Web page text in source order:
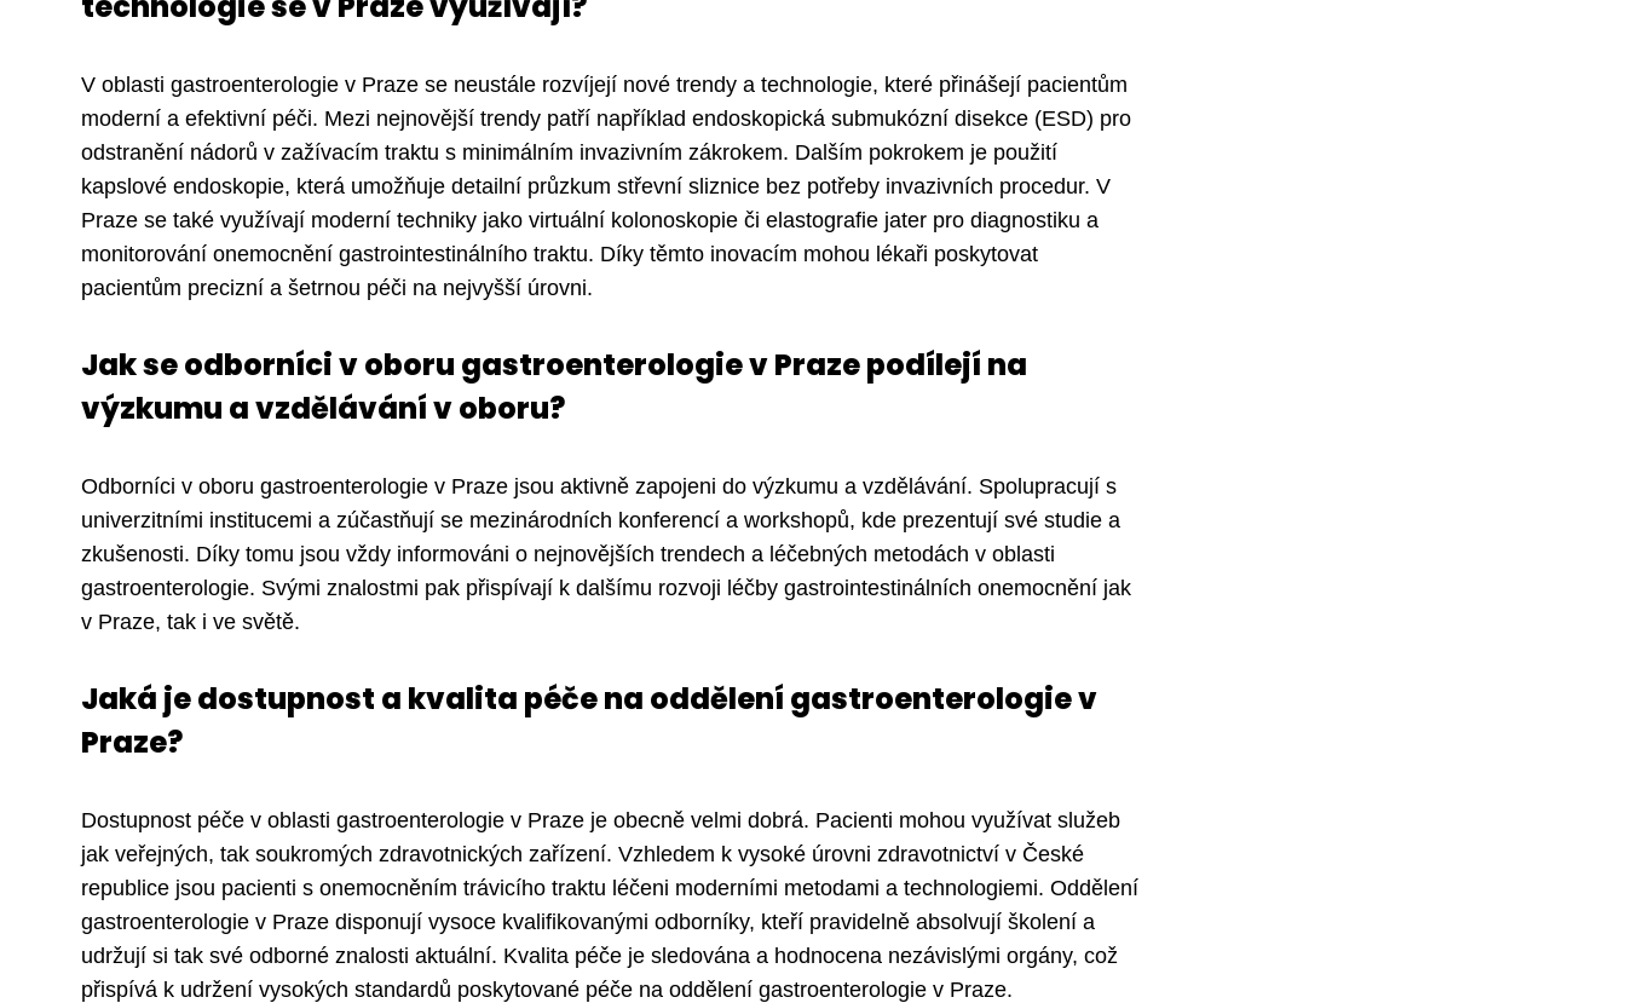
V oblasti gastroenterologie v Praze se neustále rozvíjejí nové trendy a technologie, které přinášejí pacientům
moderní a efektivní péči. Mezi nejnovější trendy patří například endoskopická submukózní disekce (ESD) pro
odstranění nádorů v zažívacím traktu s minimálním invazivním zákrokem. Dalším pokrokem je použití
kapslové endoskopie, která umožňuje detailní průzkum střevní sliznice bez potřeby invazivních procedur. V
Praze se také využívají moderní techniky jako virtuální kolonoskopie či elastografie jater pro diagnostiku a
monitorování onemocnění gastrointestinálního traktu. Díky těmto inovacím mohou lékaři poskytovat
pacientům precizní a šetrnou péči na nejvyšší úrovni.
Jak se odborníci v oboru gastroenterologie v Praze podílejí na
výzkumu a vzdělávání v oboru?
Odborníci v oboru gastroenterologie v Praze jsou aktivně zapojeni do výzkumu a vzdělávání. Spolupracují s
univerzitními institucemi a zúčastňují se mezinárodních konferencí a workshopů, kde prezentují své studie a
zkušenosti. Díky tomu jsou vždy informováni o nejnovějších trendech a léčebných metodách v oblasti
gastroenterologie. Svými znalostmi pak přispívají k dalšímu rozvoji léčby gastrointestinálních onemocnění jak
v Praze, tak i ve světě.
Jaká je dostupnost a kvalita péče na oddělení gastroenterologie v
Praze?
Dostupnost péče v oblasti gastroenterologie v Praze je obecně velmi dobrá. Pacienti mohou využívat služeb
jak veřejných, tak soukromých zdravotnických zařízení. Vzhledem k vysoké úrovni zdravotnictví v České
republice jsou pacienti s onemocněním trávicího traktu léčeni moderními metodami a technologiemi. Oddělení
gastroenterologie v Praze disponují vysoce kvalifikovanými odborníky, kteří pravidelně absolvují školení a
udržují si tak své odborné znalosti aktuální. Kvalita péče je sledována a hodnocena nezávislými orgány, což
přispívá k udržení vysokých standardů poskytované péče na oddělení gastroenterologie v Praze.